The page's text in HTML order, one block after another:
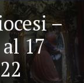
–
17